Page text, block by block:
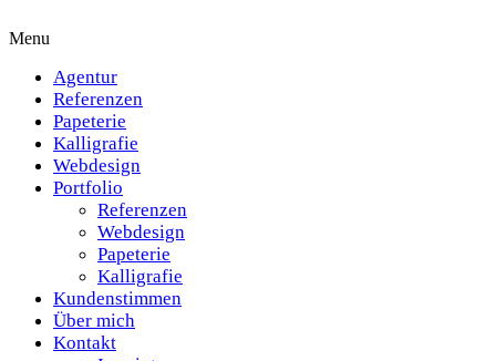
Menu
Agentur
Referenzen
Papeterie
Kalligrafie
Webdesign
Portfolio
Referenzen
Webdesign
Papeterie
Kalligrafie
Kundenstimmen
Über mich
Kontakt